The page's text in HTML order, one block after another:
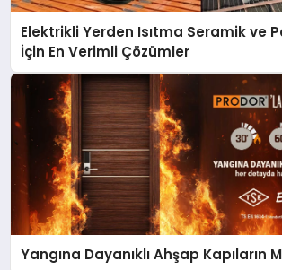
Elektrikli Yerden Isıtma Seramik ve
İçin En Verimli Çözümler
Yangına Dayanıklı Ahşap Kapıların